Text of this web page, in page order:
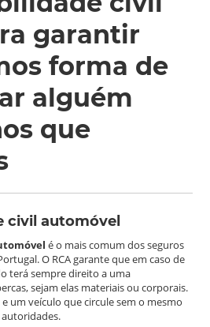
garantir
forma de
alguém
que
civil automóvel
é o mais comum dos seguros
O RCA garante que em caso de
terá sempre direito a uma
sejam elas materiais ou corporais.
e um veículo que circule sem o mesmo